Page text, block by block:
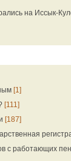
на Иссык-
[1]
[111]
[187]
с работающих